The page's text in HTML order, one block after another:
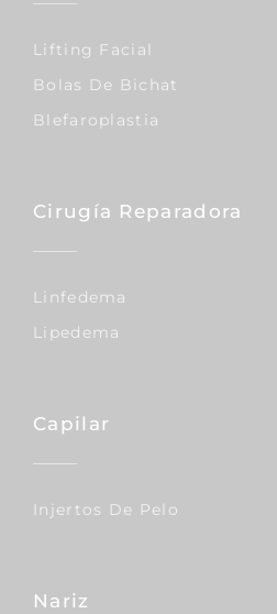
Lifting Facial
Bolas De Bichat
Blefaroplastia
Cirugía Reparadora
Linfedema
Lipedema
Capilar
Injertos De Pelo
Nariz